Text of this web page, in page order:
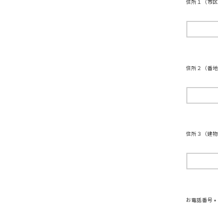
住所１（市区
住所２（番地
住所３（建物
お電話番号